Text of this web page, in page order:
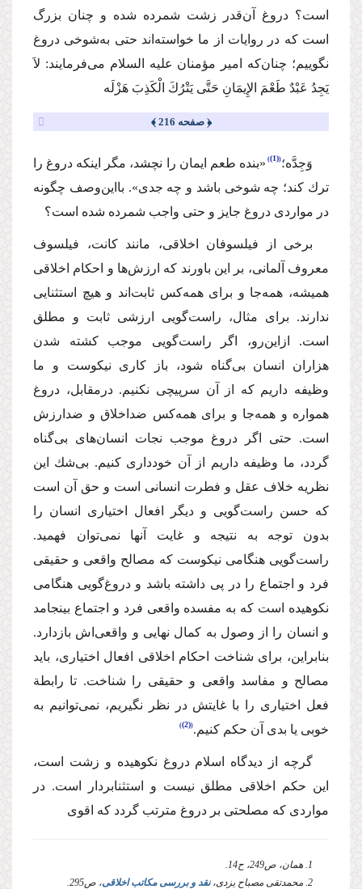
است؟ دروغ آن‌قدر زشت شمرده شده و چنان بزرگ
است كه در روایات از ما خواسته‌اند حتی به‌شوخی دروغ
نگوییم؛ چنان‌كه امیر مؤمنان علیه السلام می‌فرمایند: لاَ
یَجِدُ عَبْدٌ طَعْمَ الإِیمَانِ حَتَّی یَتْرُكَ الْكَذِبَ هَزْلَه
﴿ صفحه 216 ﴾
وَ‌جِدَّه؛ (1)
«بنده طعم ایمان را نچشد، مگر اینكه دروغ را
ترك كند؛ چه شوخی باشد و چه جدی». بااین‌وصف چگونه
در مواردی دروغ جایز و حتی واجب شمرده شده است؟
برخی از فیلسوفان اخلاقی، مانند كانت، فیلسوف
معروف آلمانی، بر این باورند كه ارزش‌ها و احكام اخلاقی
همیشه، همه‌جا و برای همه‌كس ثابت‌اند و هیچ استثنایی
ندارند. برای مثال، راست‌گویی ارزشی ثابت و مطلق
است. ازاین‌رو، اگر راست‌گویی موجب كشته شدن
هزاران انسان بی‌گناه شود، باز كاری نیكوست و ما
وظیفه داریم كه از آن سرپیچی نكنیم. درمقابل، دروغ
همواره و همه‌جا و برای همه‌كس ضد‌اخلاق و ضد‌ارزش
است. حتی اگر دروغ موجب نجات انسان‌های بی‌گناه
گردد، ما وظیفه داریم از آن خودداری كنیم. بی‌شك این
نظریه خلاف عقل و فطرت انسانی است و حق آن است
كه حسن راست‌گویی و دیگر افعال اختیاری انسان را
بدون توجه به نتیجه و غایت آنها نمی‌توان فهمید.
راست‌گویی هنگامی نیكوست كه مصالح واقعی و حقیقی
فرد و اجتماع را در پی داشته باشد و دروغ‌گویی هنگامی
نكوهیده است كه به مفسده واقعی فرد و اجتماع بینجامد
و انسان را از وصول به كمال نهایی و واقعی‌اش بازدارد.
بنابراین، برای شناخت احكام اخلاقی افعال اختیاری، باید
مصالح و مفاسد واقعی و حقیقی را شناخت. تا رابطة
فعل اختیاری را با غایتش در نظر نگیریم، نمی‌توانیم به
خوبی یا بدی آن حكم كنیم. (2)
گرچه از دیدگاه اسلام دروغ نكوهیده و زشت است،
این حكم اخلاقی مطلق نیست و استثنا‌بردار است. در
مواردی كه مصلحتی بر دروغ مترتب گردد كه اقوی
1. همان، ص249، ح14.
2. محمدتقی مصباح یزدی،
نقد و بررسی مکاتب اخلاقی، ص295.